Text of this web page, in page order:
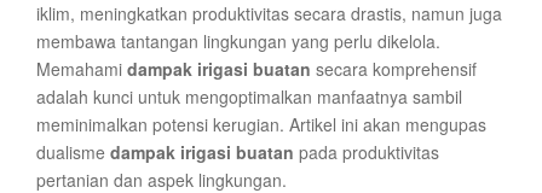
iklim, meningkatkan produktivitas secara drastis, namun juga
membawa tantangan lingkungan yang perlu dikelola.
Memahami dampak irigasi buatan secara komprehensif
adalah kunci untuk mengoptimalkan manfaatnya sambil
meminimalkan potensi kerugian. Artikel ini akan mengupas
dualisme dampak irigasi buatan pada produktivitas
pertanian dan aspek lingkungan.